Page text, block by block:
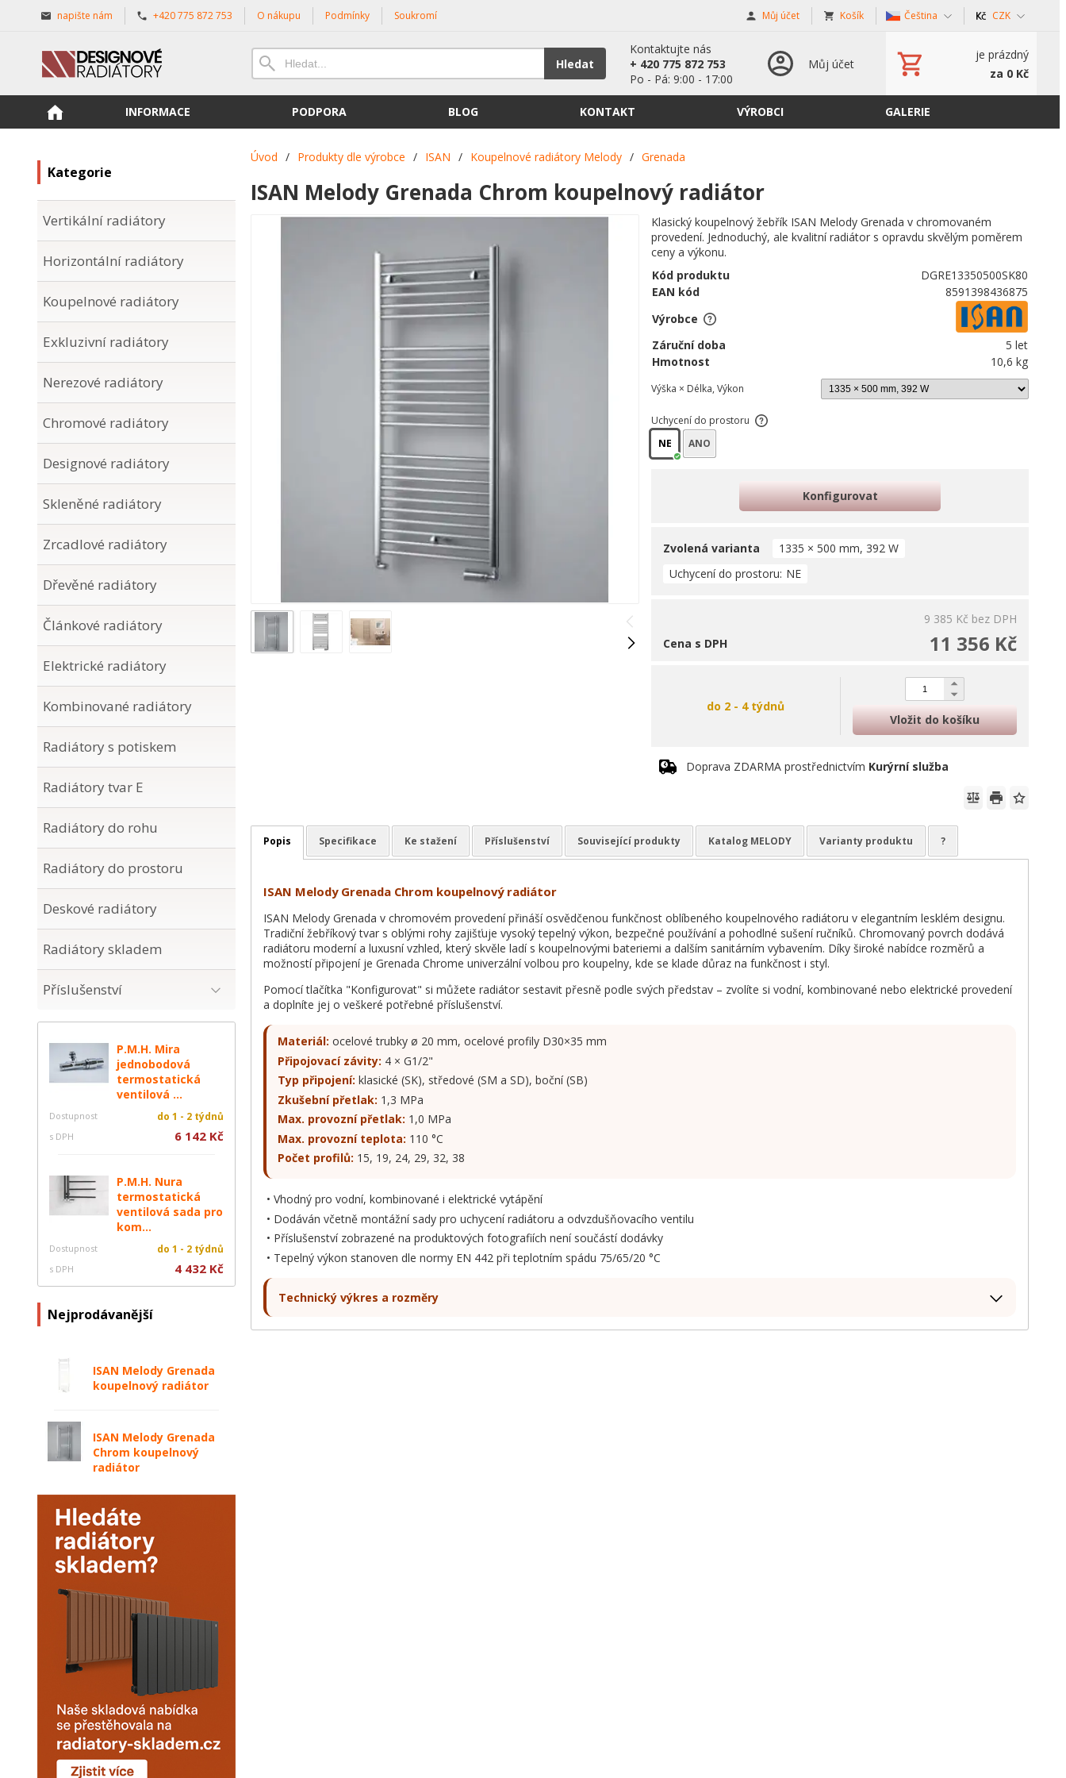
napište nám +420 775 872 753 O nákupu Podmínky Soukromí Můj účet Košík Čeština CZK
Hledat
Kontaktujte nás
+ 420 775 872 753
Po - Pá: 9:00 - 17:00
Můj účet
je prázdný
za 0 Kč
INFORMACE PODPORA BLOG KONTAKT VÝROBCI GALERIE
Kategorie
Vertikální radiátory
Horizontální radiátory
Koupelnové radiátory
Exkluzivní radiátory
Nerezové radiátory
Chromové radiátory
Designové radiátory
Skleněné radiátory
Zrcadlové radiátory
Dřevěné radiátory
Článkové radiátory
Elektrické radiátory
Kombinované radiátory
Radiátory s potiskem
Radiátory tvar E
Radiátory do rohu
Radiátory do prostoru
Deskové radiátory
Radiátory skladem
Příslušenství
P.M.H. Mira
jednobodová
termostatická
ventilová ...
Dostupnost do 1 - 2 týdnů
s DPH 6 142 Kč
P.M.H. Nura
termostatická
ventilová sada pro
kom...
Dostupnost do 1 - 2 týdnů
s DPH 4 432 Kč
Nejprodávanější
ISAN Melody Grenada
koupelnový radiátor
ISAN Melody Grenada
Chrom koupelnový
radiátor
Úvod / Produkty dle výrobce / ISAN / Koupelnové radiátory Melody / Grenada
ISAN Melody Grenada Chrom koupelnový radiátor
Klasický koupelnový žebřík ISAN Melody Grenada v chromovaném
provedení. Jednoduchý, ale kvalitní radiátor s opravdu skvělým poměrem
ceny a výkonu.
Kód produktu
DGRE13350500SK80
EAN kód
8591398436875
Výrobce
Záruční doba
5 let
Hmotnost
10,6 kg
Výška × Délka, Výkon
Uchycení do prostoru
NE
ANO
Konfigurovat
Zvolená varianta
1335 × 500 mm, 392 W
Uchycení do prostoru NE
9 385 Kč bez DPH
11 356 Kč
Cena s DPH
do 2 - 4 týdnů
Vložit do košíku
Doprava ZDARMA prostřednictvím Kurýrní služba
Popis Specifikace Ke stažení Příslušenství Související produkty Katalog MELODY Varianty produktu ?
ISAN Melody Grenada Chrom koupelnový radiátor
ISAN Melody Grenada v chromovém provedení přináší osvědčenou funkčnost oblíbeného koupelnového radiátoru v elegantním lesklém designu.
Tradiční žebříkový tvar s oblými rohy zajišťuje vysoký tepelný výkon, bezpečné používání a pohodlné sušení ručníků. Chromovaný povrch dodává
radiátoru moderní a luxusní vzhled, který skvěle ladí s koupelnovými bateriemi a dalším sanitárním vybavením. Díky široké nabídce rozměrů a
možností připojení je Grenada Chrome univerzální volbou pro koupelny, kde se klade důraz na funkčnost i styl.
Pomocí tlačítka "Konfigurovat" si můžete radiátor sestavit přesně podle svých představ – zvolíte si vodní, kombinované nebo elektrické provedení
a doplníte jej o veškeré potřebné příslušenství.
Materiál: ocelové trubky ø 20 mm, ocelové profily D30×35 mm
Připojovací závity: 4 × G1/2"
Typ připojení: klasické (SK), středové (SM a SD), boční (SB)
Zkušební přetlak: 1,3 MPa
Max. provozní přetlak: 1,0 MPa
Max. provozní teplota: 110 °C
Počet profilů: 15, 19, 24, 29, 32, 38
Vhodný pro vodní, kombinované i elektrické vytápění
Dodáván včetně montážní sady pro uchycení radiátoru a odvzdušňovacího ventilu
Příslušenství zobrazené na produktových fotografiích není součástí dodávky
Tepelný výkon stanoven dle normy EN 442 při teplotním spádu 75/65/20 °C
Technický výkres a rozměry